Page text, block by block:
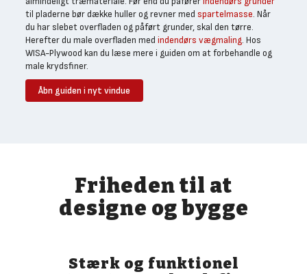
til pladerne bør dække huller og revner med spartelmasse. Når
du har slebet overfladen og påført grunder, skal den tørre.
Herefter du male overfladen med indendørs vægmaling. Hos
WISA-Plywood kan du læse mere i guiden om at forbehandle og
male krydsfiner.
Åbn guiden i nyt vindue
Friheden til at
designe og bygge
Stærk og funktionel